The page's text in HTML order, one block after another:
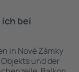
bei
in Nové Zámky
und der